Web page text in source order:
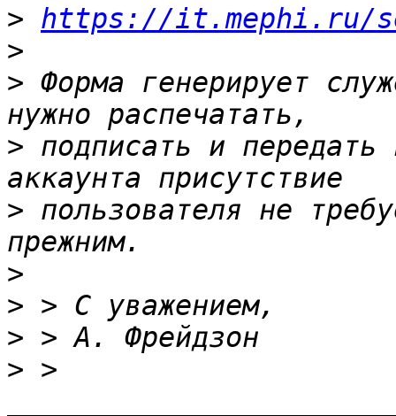
> https://it.mephi.ru/
>
> Форма генерирует
> подписать и
> пользователя не
>
>
>
> >